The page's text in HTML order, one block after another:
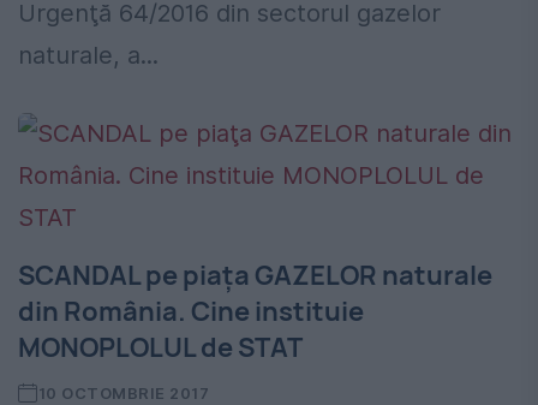
Urgenţă 64/2016 din sectorul gazelor
naturale, a...
SCANDAL pe piaţa GAZELOR naturale
din România. Cine instituie
MONOPLOLUL de STAT
10 OCTOMBRIE 2017